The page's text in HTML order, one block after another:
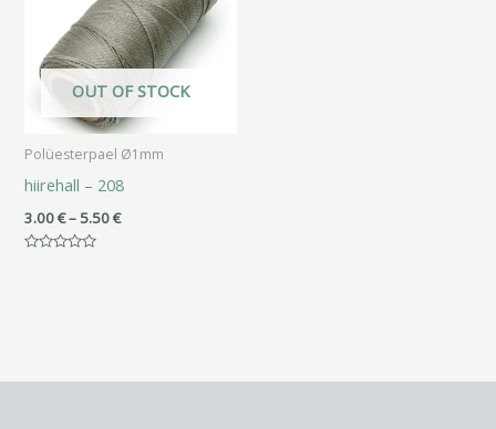
OUT OF STOCK
Polüesterpael Ø1mm
hiirehall – 208
3.00€–5.50€